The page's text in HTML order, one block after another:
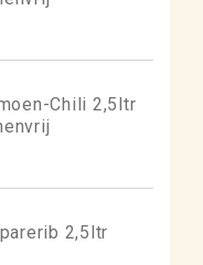
Chili 2,5ltr
2,5ltr